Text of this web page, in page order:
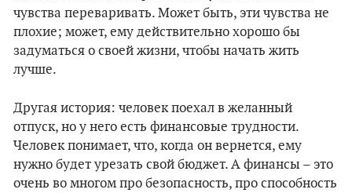
чувства переваривать. Может быть, эти чувства не
плохие; может, ему действительно хорошо бы
задуматься о своей жизни, чтобы начать жить
лучше.
Другая история: человек поехал в желанный
отпуск, но у него есть финансовые трудности.
Человек понимает, что, когда он вернется, ему
нужно будет урезать свой бюджет. А финансы – это
очень во многом про безопасность, про способность